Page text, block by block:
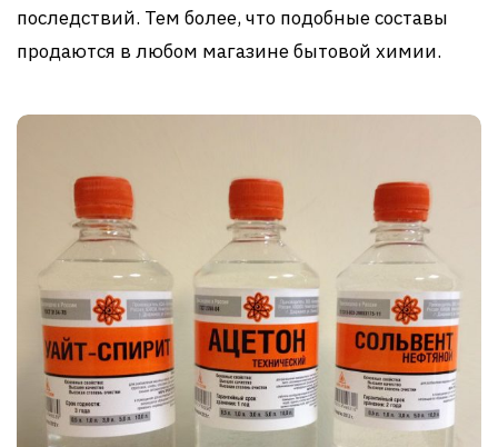
последствий. Тем более, что подобные составы
продаются в любом магазине бытовой химии.